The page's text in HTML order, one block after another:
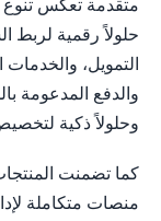
متقدمة تعكس تنوع
حلولاً رقمية لربط
التمويل،
والدفع المدعومة
وحلولاً ذكية
كما تضمنت
منصات متكاملة